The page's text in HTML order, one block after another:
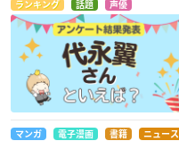
ランキング 話題 声優
マンガ 電子漫画 書籍 ニュース